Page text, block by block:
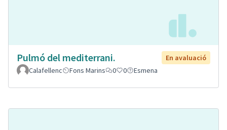
Pulmó del mediterrani.
En avaluació
Calafellenc
Fons Marins 0 0 Esmena